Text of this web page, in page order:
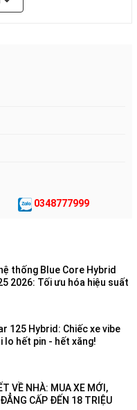
trọng cho tổng thể cụm
công nghệ LED hiện đại
đối với tổng thể thiết kế
tối giản, liền mạch, là
thao, mạnh mẽ nhưng
Điểm nhấn ấn tượng khi
sáng bóng nổi bật hình
hứng từ xu hướng các
0348777999
thống Blue Core Hybrid
2026: Tối ưu hóa hiệu suất
125 Hybrid: Chiếc xe vibe
lo hết pin - hết xăng!
VỀ NHÀ: MUA XE MỚI,
CẤP ĐẾN 18 TRIỆU